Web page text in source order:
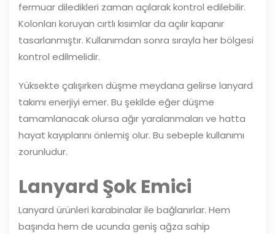
fermuar diledikleri zaman açılarak kontrol edilebilir.
Kolonları koruyan cırtlı kısımlar da açılır kapanır
tasarlanmıştır. Kullanımdan sonra sırayla her bölgesi
kontrol edilmelidir.
Yüksekte çalışırken düşme meydana gelirse lanyard
takımı enerjiyi emer. Bu şekilde eğer düşme
tamamlanacak olursa ağır yaralanmaları ve hatta
hayat kayıplarını önlemiş olur. Bu sebeple kullanımı
zorunludur.
Lanyard Şok Emici
Lanyard ürünleri karabinalar ile bağlanırlar. Hem
başında hem de ucunda geniş ağza sahip